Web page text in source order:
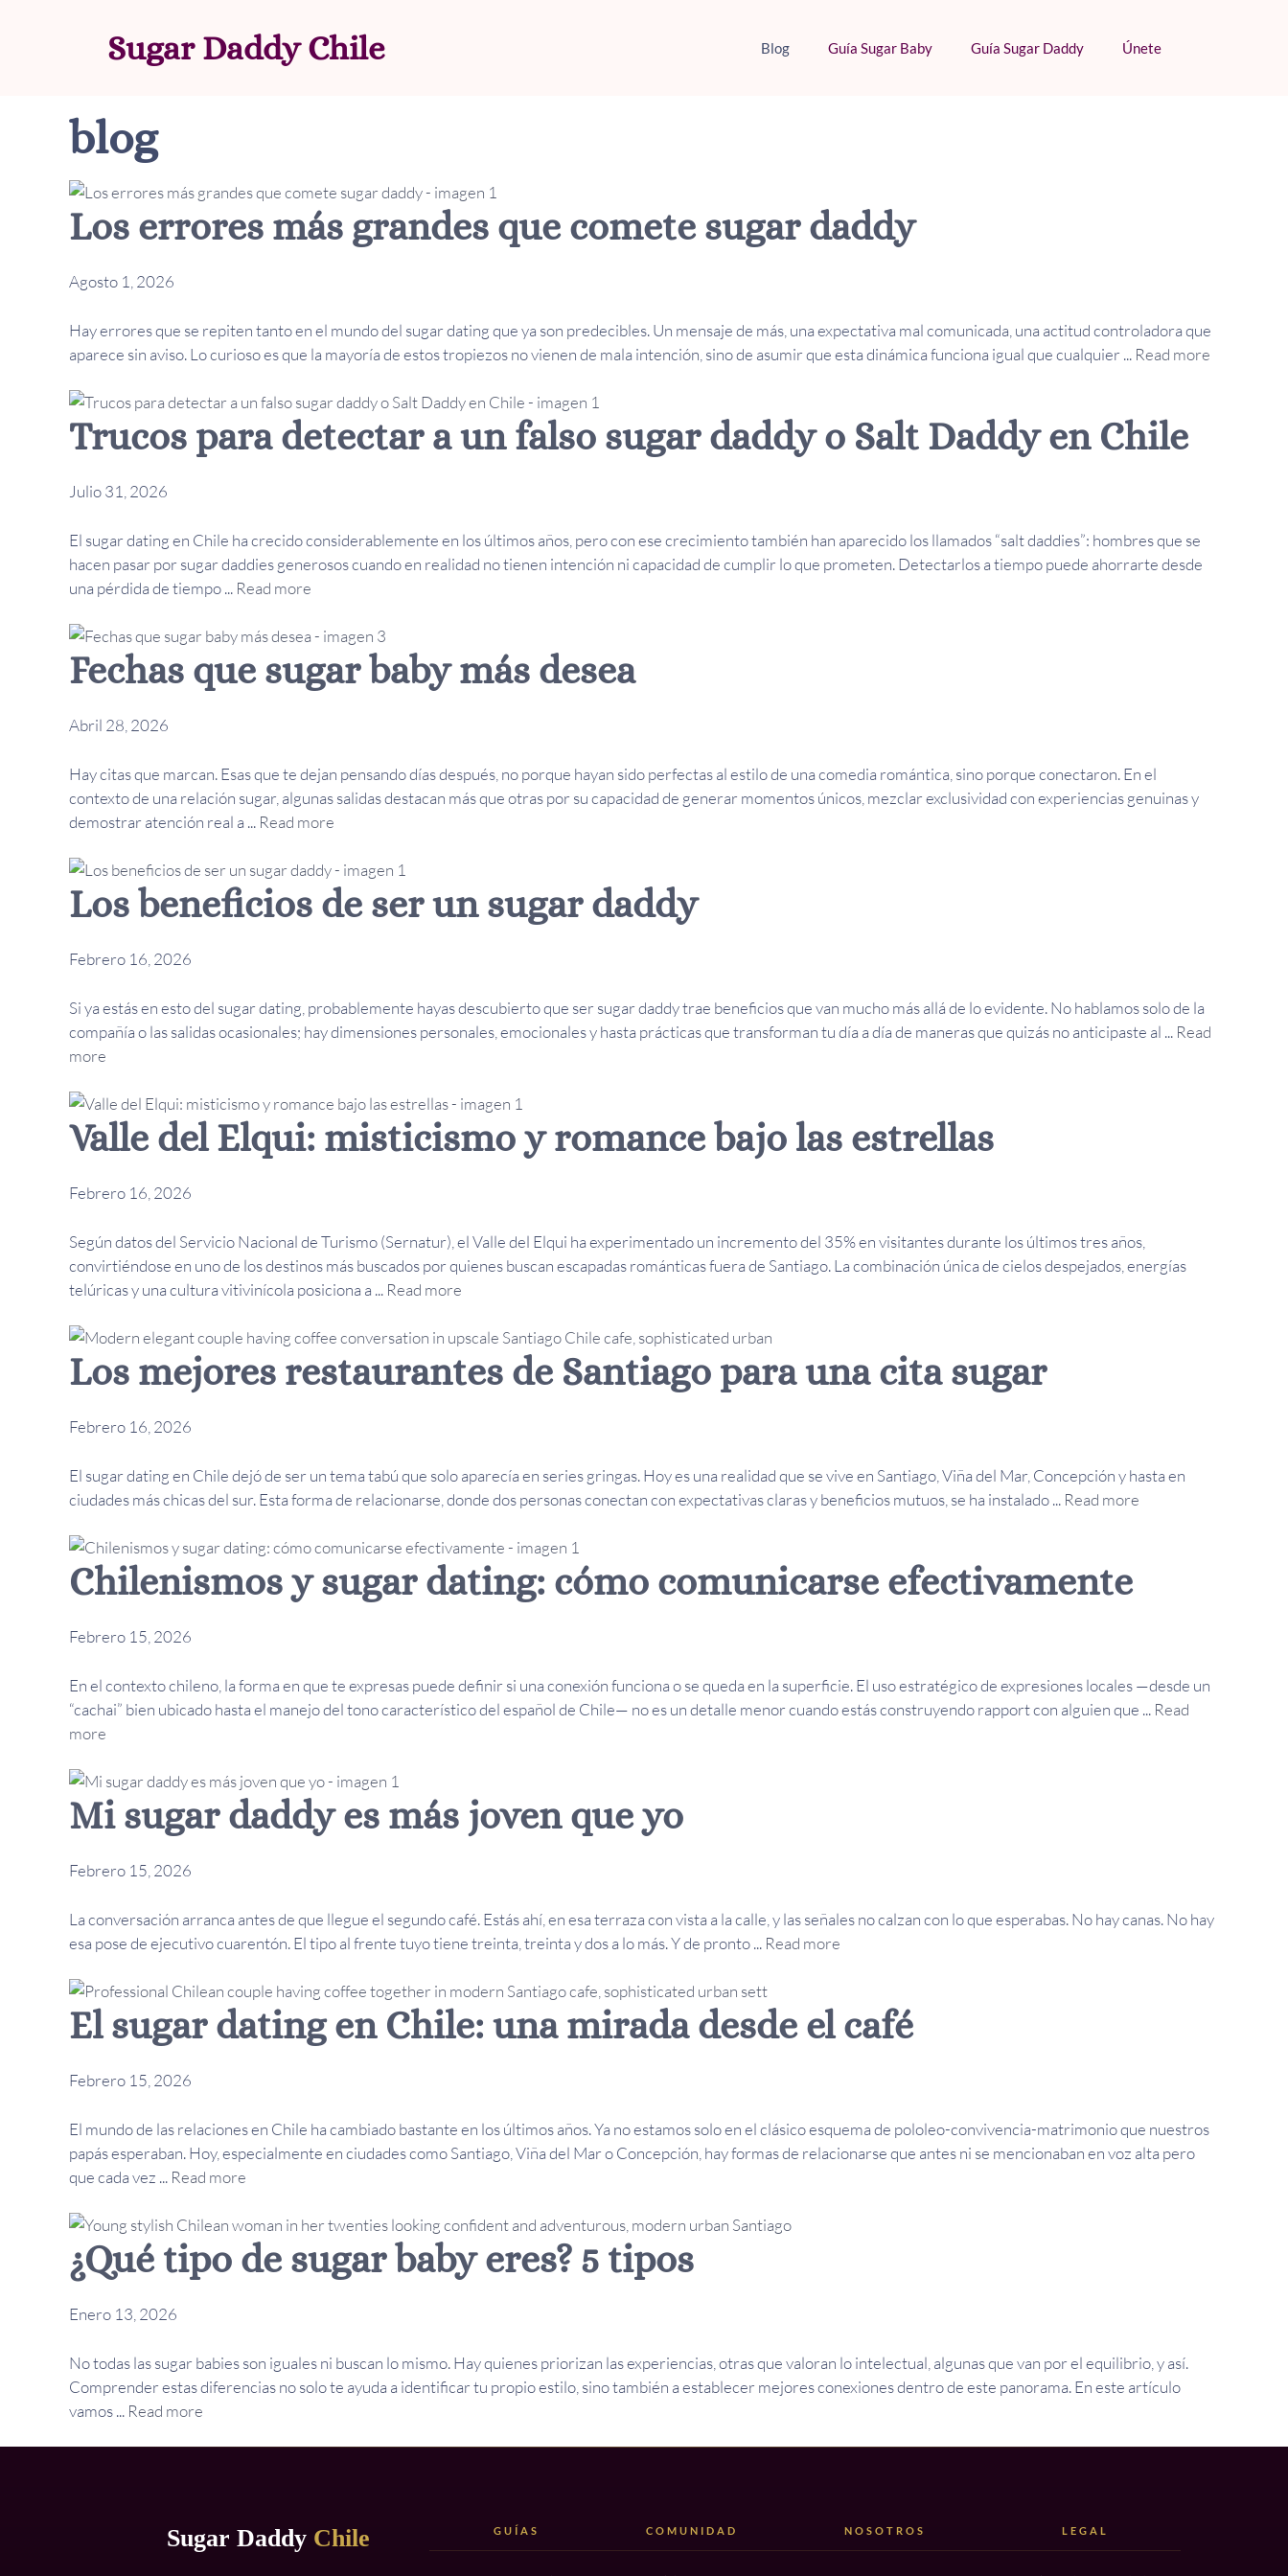
Sugar Daddy Chile Blog Guía Sugar Baby Guía Sugar Daddy Únete
blog
Los errores más grandes que comete sugar daddy
Agosto 1, 2026
Hay errores que se repiten tanto en el mundo del sugar dating que ya son predecibles. Un mensaje de más, una expectativa mal comunicada, una actitud controladora que
aparece sin aviso. Lo curioso es que la mayoría de estos tropiezos no vienen de mala intención, sino de asumir que esta dinámica funciona igual que cualquier ... Read more
Trucos para detectar a un falso sugar daddy o Salt Daddy en Chile
Julio 31, 2026
El sugar dating en Chile ha crecido considerablemente en los últimos años, pero con ese crecimiento también han aparecido los llamados “salt daddies”: hombres que se
hacen pasar por sugar daddies generosos cuando en realidad no tienen intención ni capacidad de cumplir lo que prometen. Detectarlos a tiempo puede ahorrarte desde
una pérdida de tiempo ... Read more
Fechas que sugar baby más desea
Abril 28, 2026
Hay citas que marcan. Esas que te dejan pensando días después, no porque hayan sido perfectas al estilo de una comedia romántica, sino porque conectaron. En el
contexto de una relación sugar, algunas salidas destacan más que otras por su capacidad de generar momentos únicos, mezclar exclusividad con experiencias genuinas y
demostrar atención real a ... Read more
Los beneficios de ser un sugar daddy
Febrero 16, 2026
Si ya estás en esto del sugar dating, probablemente hayas descubierto que ser sugar daddy trae beneficios que van mucho más allá de lo evidente. No hablamos solo de la
compañía o las salidas ocasionales; hay dimensiones personales, emocionales y hasta prácticas que transforman tu día a día de maneras que quizás no anticipaste al ... Read
more
Valle del Elqui: misticismo y romance bajo las estrellas
Febrero 16, 2026
Según datos del Servicio Nacional de Turismo (Sernatur), el Valle del Elqui ha experimentado un incremento del 35% en visitantes durante los últimos tres años,
convirtiéndose en uno de los destinos más buscados por quienes buscan escapadas románticas fuera de Santiago. La combinación única de cielos despejados, energías
telúricas y una cultura vitivinícola posiciona a ... Read more
Los mejores restaurantes de Santiago para una cita sugar
Febrero 16, 2026
El sugar dating en Chile dejó de ser un tema tabú que solo aparecía en series gringas. Hoy es una realidad que se vive en Santiago, Viña del Mar, Concepción y hasta en
ciudades más chicas del sur. Esta forma de relacionarse, donde dos personas conectan con expectativas claras y beneficios mutuos, se ha instalado ... Read more
Chilenismos y sugar dating: cómo comunicarse efectivamente
Febrero 15, 2026
En el contexto chileno, la forma en que te expresas puede definir si una conexión funciona o se queda en la superficie. El uso estratégico de expresiones locales —desde un
“cachai” bien ubicado hasta el manejo del tono característico del español de Chile— no es un detalle menor cuando estás construyendo rapport con alguien que ... Read
more
Mi sugar daddy es más joven que yo
Febrero 15, 2026
La conversación arranca antes de que llegue el segundo café. Estás ahí, en esa terraza con vista a la calle, y las señales no calzan con lo que esperabas. No hay canas. No hay
esa pose de ejecutivo cuarentón. El tipo al frente tuyo tiene treinta, treinta y dos a lo más. Y de pronto ... Read more
El sugar dating en Chile: una mirada desde el café
Febrero 15, 2026
El mundo de las relaciones en Chile ha cambiado bastante en los últimos años. Ya no estamos solo en el clásico esquema de pololeo-convivencia-matrimonio que nuestros
papás esperaban. Hoy, especialmente en ciudades como Santiago, Viña del Mar o Concepción, hay formas de relacionarse que antes ni se mencionaban en voz alta pero
que cada vez ... Read more
¿Qué tipo de sugar baby eres? 5 tipos
Enero 13, 2026
No todas las sugar babies son iguales ni buscan lo mismo. Hay quienes priorizan las experiencias, otras que valoran lo intelectual, algunas que van por el equilibrio, y así.
Comprender estas diferencias no solo te ayuda a identificar tu propio estilo, sino también a establecer mejores conexiones dentro de este panorama. En este artículo
vamos ... Read more
Sugar Daddy Chile GUÍAS COMUNIDAD NOSOTROS LEGAL